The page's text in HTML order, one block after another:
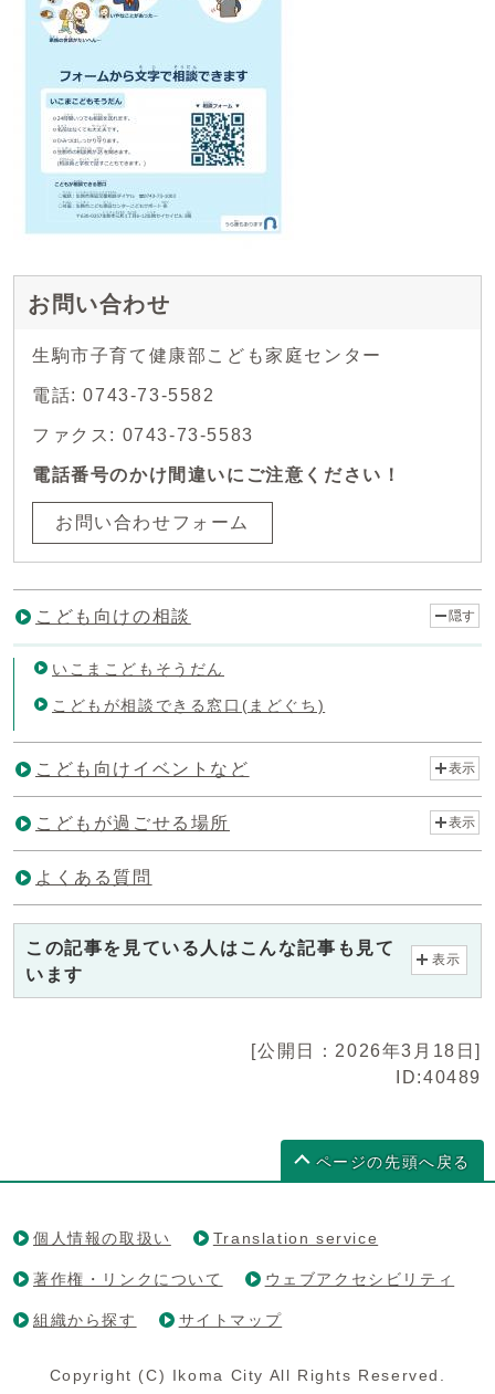
お問い合わせ
生駒市子育て健康部こども家庭センター
電話: 0743-73-5582
ファクス: 0743-73-5583
電話番号のかけ間違いにご注意ください！
お問い合わせフォーム
こども向けの相談 隠す
いこまこどもそうだん
こどもが相談できる窓口(まどぐち)
こども向けイベントなど 表示
こどもが過ごせる場所 表示
よくある質問
この記事を見ている人はこんな記事も見て
います
表示
[公開日：2026年3月18日]
ID:40489
ページの先頭へ戻る
個人情報の取扱い Translation service
著作権・リンクについて ウェブアクセシビリティ
組織から探す サイトマップ
Copyright (C) Ikoma City All Rights Reserved.